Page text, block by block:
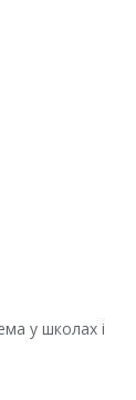
у школах і